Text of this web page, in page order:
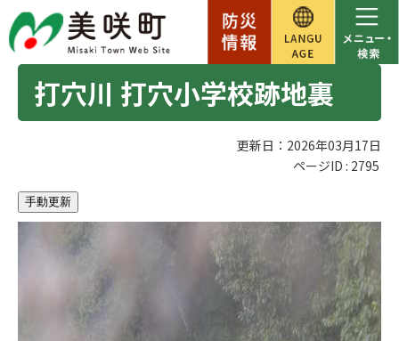
打穴川 打穴小学校跡地裏
更新日：2026年03月17日
ページID : 2795